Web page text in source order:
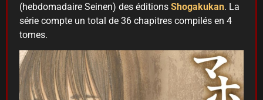
(hebdomadaire Seinen) des éditions Shogakukan. La
série compte un total de 36 chapitres compilés en 4
tomes.